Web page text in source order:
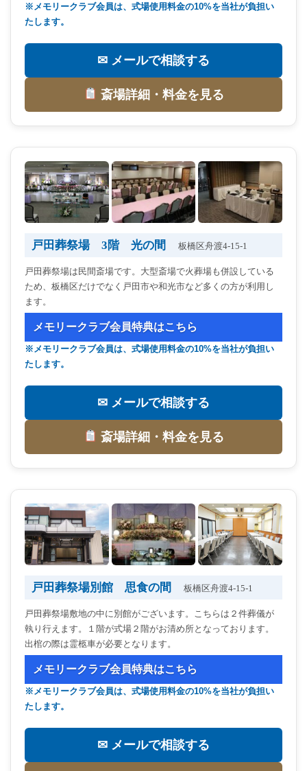
※メモリークラブ会員は、式場使用料金の10%を当社が負担い
たします。
✉ メールで相談する
斎場詳細・料金を見る
戸田葬祭場 3階 光の間 板橋区舟渡4-15-1
戸田葬祭場は民間斎場です。大型斎場で火葬場も併設している
ため、板橋区だけでなく戸田市や和光市など多くの方が利用し
ます。
メモリークラブ会員特典はこちら
※メモリークラブ会員は、式場使用料金の10%を当社が負担い
たします。
✉ メールで相談する
斎場詳細・料金を見る
戸田葬祭場別館 思食の間 板橋区舟渡4-15-1
戸田葬祭場敷地の中に別館がございます。こちらは２件葬儀が
執り行えます。１階が式場２階がお清め所となっております。
出棺の際は霊柩車が必要となります。
メモリークラブ会員特典はこちら
※メモリークラブ会員は、式場使用料金の10%を当社が負担い
たします。
✉ メールで相談する